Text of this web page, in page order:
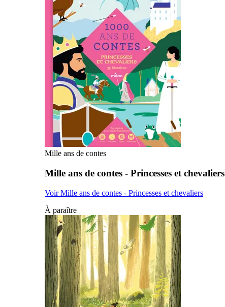
Mille ans de contes
Mille ans de contes - Princesses et chevaliers
Voir Mille ans de contes - Princesses et chevaliers
À paraître